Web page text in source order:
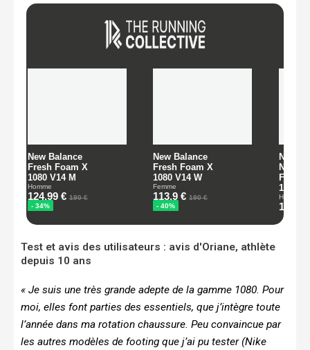
Test et avis des utilisateurs : avis d'Oriane, athlète
depuis 10 ans
« Je suis une très grande adepte de la gamme 1080. Pour
moi, elles font parties des essentiels, que j’intègre toute
l’année dans ma rotation chaussure. Peu convaincue par
les autres modèles de footing que j’ai pu tester (Nike